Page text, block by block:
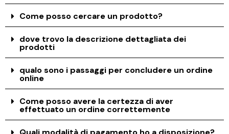
Come posso cercare un prodotto?
dove trovo la descrizione dettagliata dei
prodotti
qualo sono i passaggi per concludere un ordine
online
Come posso avere la certezza di aver
effettuato un ordine correttemente